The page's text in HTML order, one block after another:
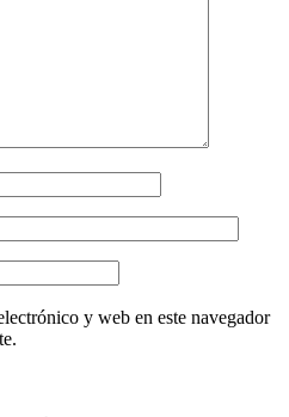
y web en este navegador